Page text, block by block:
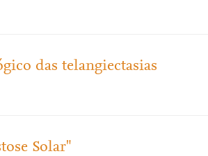
das telangiectasias
Solar"